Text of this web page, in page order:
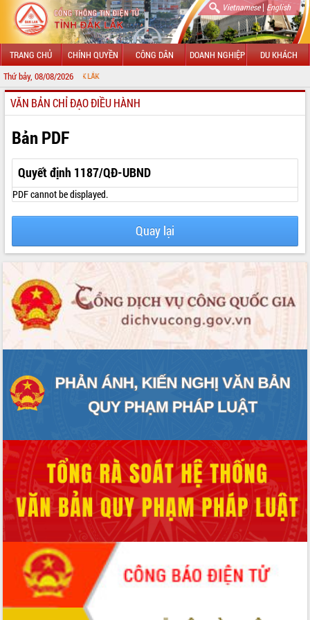
Vietnamese| English
TRANG CHỦ CHÍNH QUYỀN CÔNG DÂN DOANH NGHIỆP DU KHÁCH
Thứ bảy, 08/08/2026
GIỚI THIỆU
LÃNH ĐẠO UBND TỈNH
TIN TỨC SỰ KIỆN
SỞ, BAN, NGÀNH
UBND CÁC XÃ, PHƯỜNG
THÔNG TIN CHỈ ĐẠO ĐIỀU HÀNH
VĂN BẢN HĐND TỈNH
ĐIỂM TIN VĂN BẢN
VĂN BẢN CHỈ ĐẠO ĐIỀU HÀNH
Bản PDF
Quyết định 1187/QĐ-UBND
PDF cannot be displayed.
Quay lại